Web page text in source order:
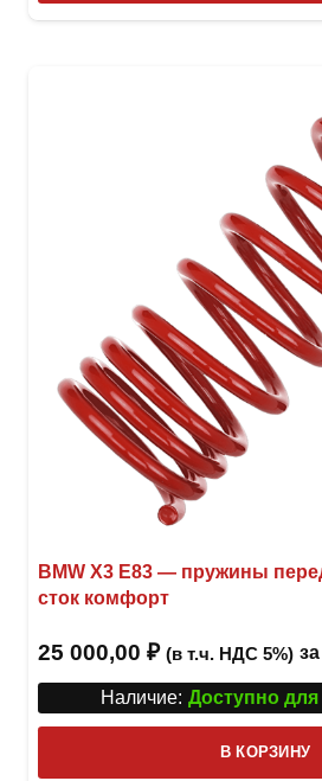
BMW X3 E83 — пружины
сток комфорт
25 000,00 ₽ (в т.ч. НДС 5%) за
Наличие: Доступно для
В КОРЗИНУ